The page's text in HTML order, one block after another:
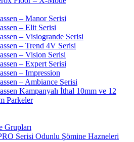
– Manor Serisi
– Elit Serisi
– Visiogrande Serisi
– Trend 4V Serisi
– Vision Serisi
– Expert Serisi
– Impression
– Ambiance Serisi
Kampanyalı İthal 10mm ve 12
Parkeler
Grupları
Serisi Odunlu Şömine Hazneleri